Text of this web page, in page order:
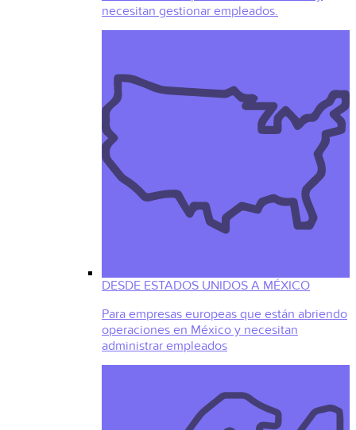
necesitan gestionar empleados.
DESDE ESTADOS UNIDOS A MÉXICO
Para empresas europeas que están abriendo
operaciones en México y necesitan
administrar empleados